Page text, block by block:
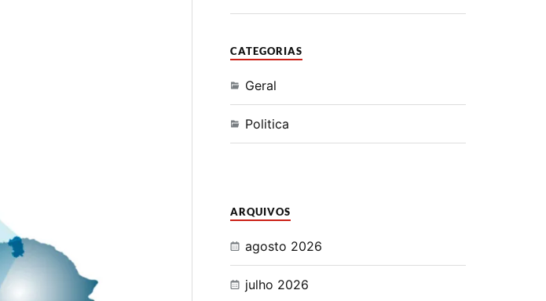
CATEGORIAS
Geral
Politica
ARQUIVOS
agosto 2026
julho 2026